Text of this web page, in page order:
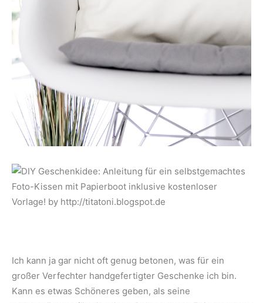
Ich kann ja gar nicht oft genug betonen, was für ein
großer Verfechter handgefertigter Geschenke ich bin.
Kann es etwas Schöneres geben, als seine